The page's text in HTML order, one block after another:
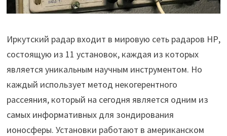
Иркутский радар входит в мировую сеть радаров НР,
состоящую из 11 установок, каждая из которых
является уникальным научным инструментом. Но
каждый использует метод некогерентного
рассеяния, который на сегодня является одним из
самых информативных для зондирования
ионосферы. Установки работают в американском